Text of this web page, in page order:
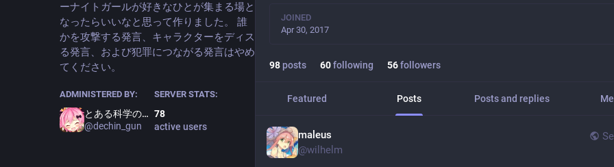
ーナイトガールが好きなひとが集まる場と
なったらいいなと思って作りました。 誰
かを攻撃する発言、キャラクターをディス
る発言、および犯罪につながる発言はやめ
てください。
ADMINISTERED BY:
とある科学の超でちん砲
@dechin_gun
SERVER STATS:
78
active users
JOINED
Apr 30, 2017
98 posts 60following 56followers
Featured Posts Posts and replies
maleus
@wilhelm